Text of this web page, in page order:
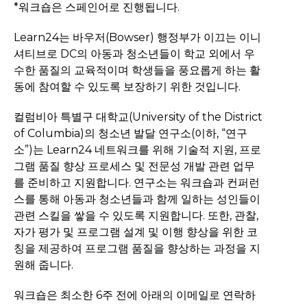
*워크숍은 스페인어로 진행됩니다.
Learn24는 바우저(Bowser) 행정부가 이끄는 이니
셔티브로 DC의 아동과 청소년들이 학교 외에서 우
수한 품질의 교육적이며 학생들을 풍요롭게 하는 활
동에 참여할 수 있도록 보장하기 위한 것입니다.
컬럼비아 특별구 대학교(University of the District
of Columbia)의 청소년 발달 연구소(이하, “연구
소”)는 Learn24 네트워크를 위해 기술적 지원, 프로
그램 품질 향상 프로세스 및 전문성 개발 관련 업무
를 준비하고 지원합니다. 연구소는 워크숍과 컨퍼런
스를 통해 아동과 청소년들과 함께 일하는 성인들이
관련 스킬을 쌓을 수 있도록 지원합니다. 또한, 관찰,
자가 평가 및 프로그램 설계 및 이행 향상을 위한 코
칭을 제공하여 프로그램 품질을 향상하는 과정을 지
원해 줍니다.
워크숍은 최소한 6주 전에 아래의 이메일로 연락하